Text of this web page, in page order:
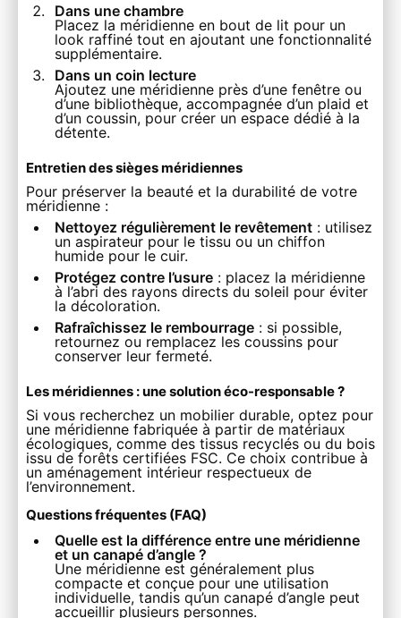
Dans une chambre
Placez la méridienne en bout de lit pour un
look raffiné tout en ajoutant une fonctionnalité
supplémentaire.
Dans un coin lecture
Ajoutez une méridienne près d’une fenêtre ou
d’une bibliothèque, accompagnée d’un plaid et
d’un coussin, pour créer un espace dédié à la
détente.
Entretien des sièges méridiennes
Pour préserver la beauté et la durabilité de votre
méridienne :
Nettoyez régulièrement le revêtement : utilisez
un aspirateur pour le tissu ou un chiffon
humide pour le cuir.
Protégez contre l’usure : placez la méridienne
à l’abri des rayons directs du soleil pour éviter
la décoloration.
Rafraîchissez le rembourrage : si possible,
retournez ou remplacez les coussins pour
conserver leur fermeté.
Les méridiennes : une solution éco-responsable ?
Si vous recherchez un mobilier durable, optez pour
une méridienne fabriquée à partir de matériaux
écologiques, comme des tissus recyclés ou du bois
issu de forêts certifiées FSC. Ce choix contribue à
un aménagement intérieur respectueux de
l’environnement.
Questions fréquentes (FAQ)
Quelle est la différence entre une méridienne
et un canapé d’angle ?
Une méridienne est généralement plus
compacte et conçue pour une utilisation
individuelle, tandis qu’un canapé d’angle peut
accueillir plusieurs personnes.